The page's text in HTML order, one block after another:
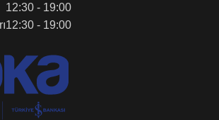
12:30 - 19:00
12:30 - 19:00